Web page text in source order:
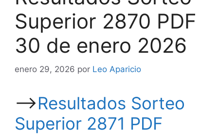
Superior 2870 PDF
30 de enero 2026
enero 29, 2026 por Leo Aparicio
—->Resultados Sorteo
Superior 2871 PDF